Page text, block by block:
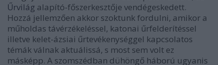
Űrvilág alapító-főszerkesztője vendégeskedett.
Hozzá jellemzően akkor szoktunk fordulni, amikor a
műholdas távérzékeléssel, katonai űrfelderítéssel
illetve kelet-ázsiai űrtevékenységgel kapcsolatos
témák válnak aktuálissá, s most sem volt ez
másképp. A szomszédban dühöngő háború ugyanis